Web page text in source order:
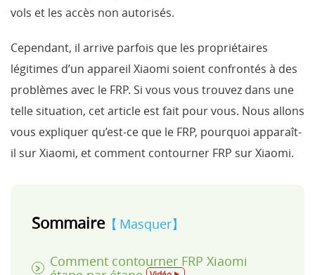
vols et les accès non autorisés.
Cependant, il arrive parfois que les propriétaires
légitimes d’un appareil Xiaomi soient confrontés à des
problèmes avec le FRP. Si vous vous trouvez dans une
telle situation, cet article est fait pour vous. Nous allons
vous expliquer qu’est-ce que le FRP, pourquoi apparaît-
il sur Xiaomi, et comment contourner FRP sur Xiaomi.
Sommaire Masquer
Comment contourner FRP Xiaomi